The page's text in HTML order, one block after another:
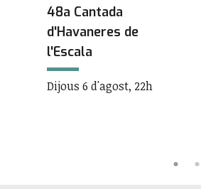
48a Cantada
d'Havaneres de
l'Escala
Dijous 6 d'agost, 22h